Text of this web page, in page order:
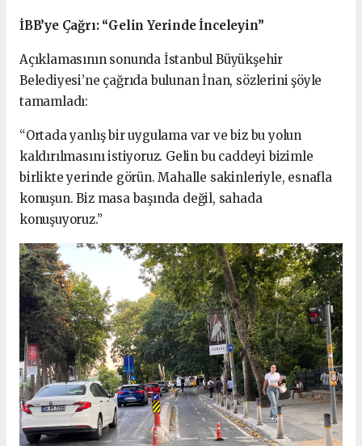
İBB’ye Çağrı: “Gelin Yerinde İnceleyin”
Açıklamasının sonunda İstanbul Büyükşehir
Belediyesi’ne çağrıda bulunan İnan, sözlerini şöyle
tamamladı:
“Ortada yanlış bir uygulama var ve biz bu yolun
kaldırılmasını istiyoruz. Gelin bu caddeyi bizimle
birlikte yerinde görün. Mahalle sakinleriyle, esnafla
konuşun. Biz masa başında değil, sahada
konuşuyoruz.”